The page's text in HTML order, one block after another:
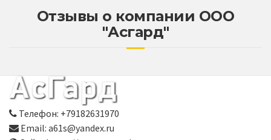
Отзывы о компании ООО
"Асгард"
Телефон: +79182631970
Email: a61s@yandex.ru